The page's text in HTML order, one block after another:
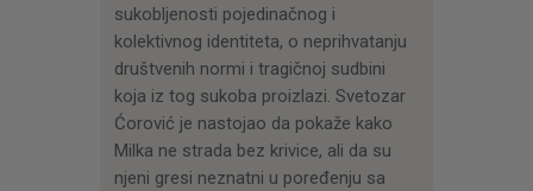
sukobljenosti pojedinačnog i
kolektivnog identiteta, o neprihvatanju
društvenih normi i tragičnoj sudbini
koja iz tog sukoba proizlazi. Svetozar
Ćorović je nastojao da pokaže kako
Milka ne strada bez krivice, ali da su
njeni gresi neznatni u poređenju sa